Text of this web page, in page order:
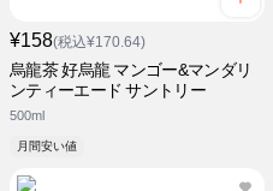
¥158(税込¥170.64)
烏龍茶 好烏龍 マンゴー&マンダリ
ンティーエード サントリー
500ml
月間安い値